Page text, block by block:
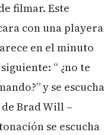
filmar. Este
con una playera
en el minuto
“ ¿no te
y se escucha
Brad Will –
se escucha